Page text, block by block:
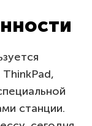
станции.